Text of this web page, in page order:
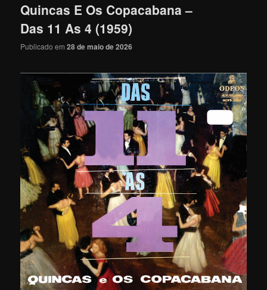
Quincas E Os Copacabana –
Das 11 As 4 (1959)
Publicado em28 de maio de 2026